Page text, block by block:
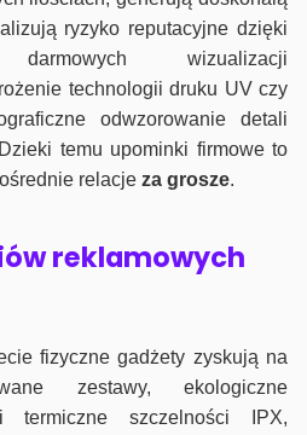
ryzyko reputacyjne dzięki
wizualizacji
technologii druku UV czy
odwzorowanie detali
temu upominki firmowe to
relacje za grosze.
reklamowych
fizyczne gadżety zyskują na
zestawy, ekologiczne
termiczne szczelności IPX,